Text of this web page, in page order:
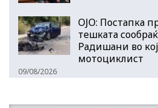
ОЈО: Постапка
тешката
Радишани во
мотоциклист
09/08/2026